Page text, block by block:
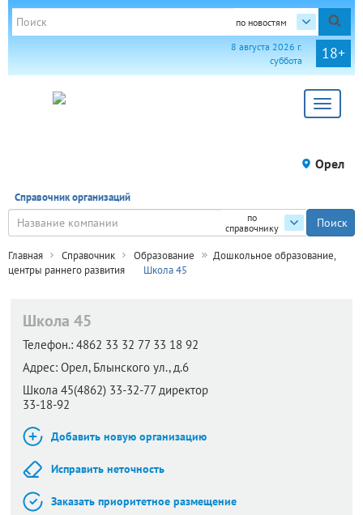
по новостям
18+
8 августа 2026 г.
суббота
Toggle
Орел
Справочник организаций
по
справочнику
Главная Справочник Образование
Дошкольное образование,
центры раннего развития
Школа 45
Школа 45
Телефон.: 4862 33 32 77 33 18 92
Адрес: Орел, Блынского ул., д.6
Школа 45(4862) 33-32-77 директор
33-18-92
Добавить новую организацию
Исправить неточность
Заказать приоритетное размещение